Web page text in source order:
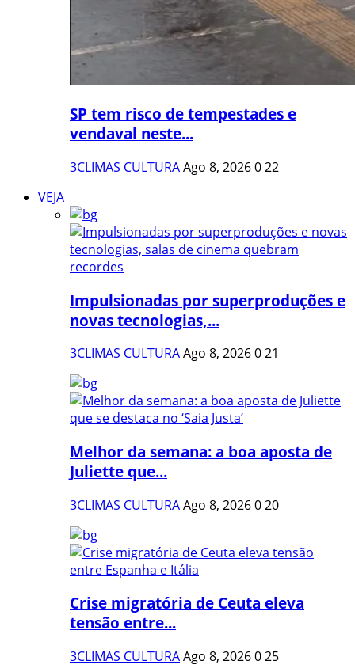
SP tem risco de tempestades e
vendaval neste...
3CLIMAS CULTURAAgo 8, 2026022
VEJA
Impulsionadas por superproduções e
novas tecnologias,...
3CLIMAS CULTURAAgo 8, 2026021
Melhor da semana: a boa aposta de
Juliette que...
3CLIMAS CULTURAAgo 8, 2026020
Crise migratória de Ceuta eleva
tensão entre...
3CLIMAS CULTURAAgo 8, 2026025